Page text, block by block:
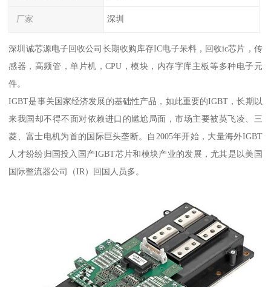
厂家 深圳
深圳诚芯源电子回收公司长期收购库存IC电子呆料，回收ic芯片，传
感器，高频管，单片机，CPU，模块，内存字库主板等多种电子元
件。
IGBT是事关国家经济发展的基础性产品，如此重要的IGBT，长期以
来我国却不得不面对依赖进口的尴尬局面，市场主要被英飞凌、三
菱、富士电机为首的国际巨头垄断。自2005年开始，大量海外IGBT
人才纷纷归国投入国产IGBT芯片和模块产业的发展，尤其是以美国
国际整流器公司（IR）回国人员多。